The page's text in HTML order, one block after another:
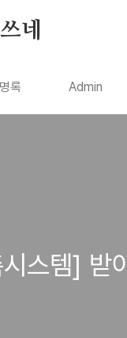
네
록 Admin
스템] 받